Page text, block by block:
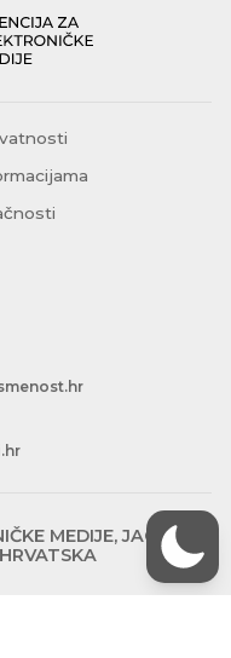
MEDIJE, JAGIĆEVA